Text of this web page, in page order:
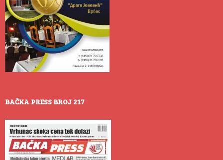
BAČKA PRESS BROJ 217